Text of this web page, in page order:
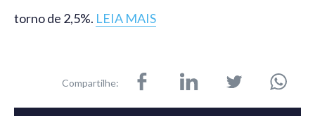
torno de 2,5%. LEIA MAIS
Compartilhe: